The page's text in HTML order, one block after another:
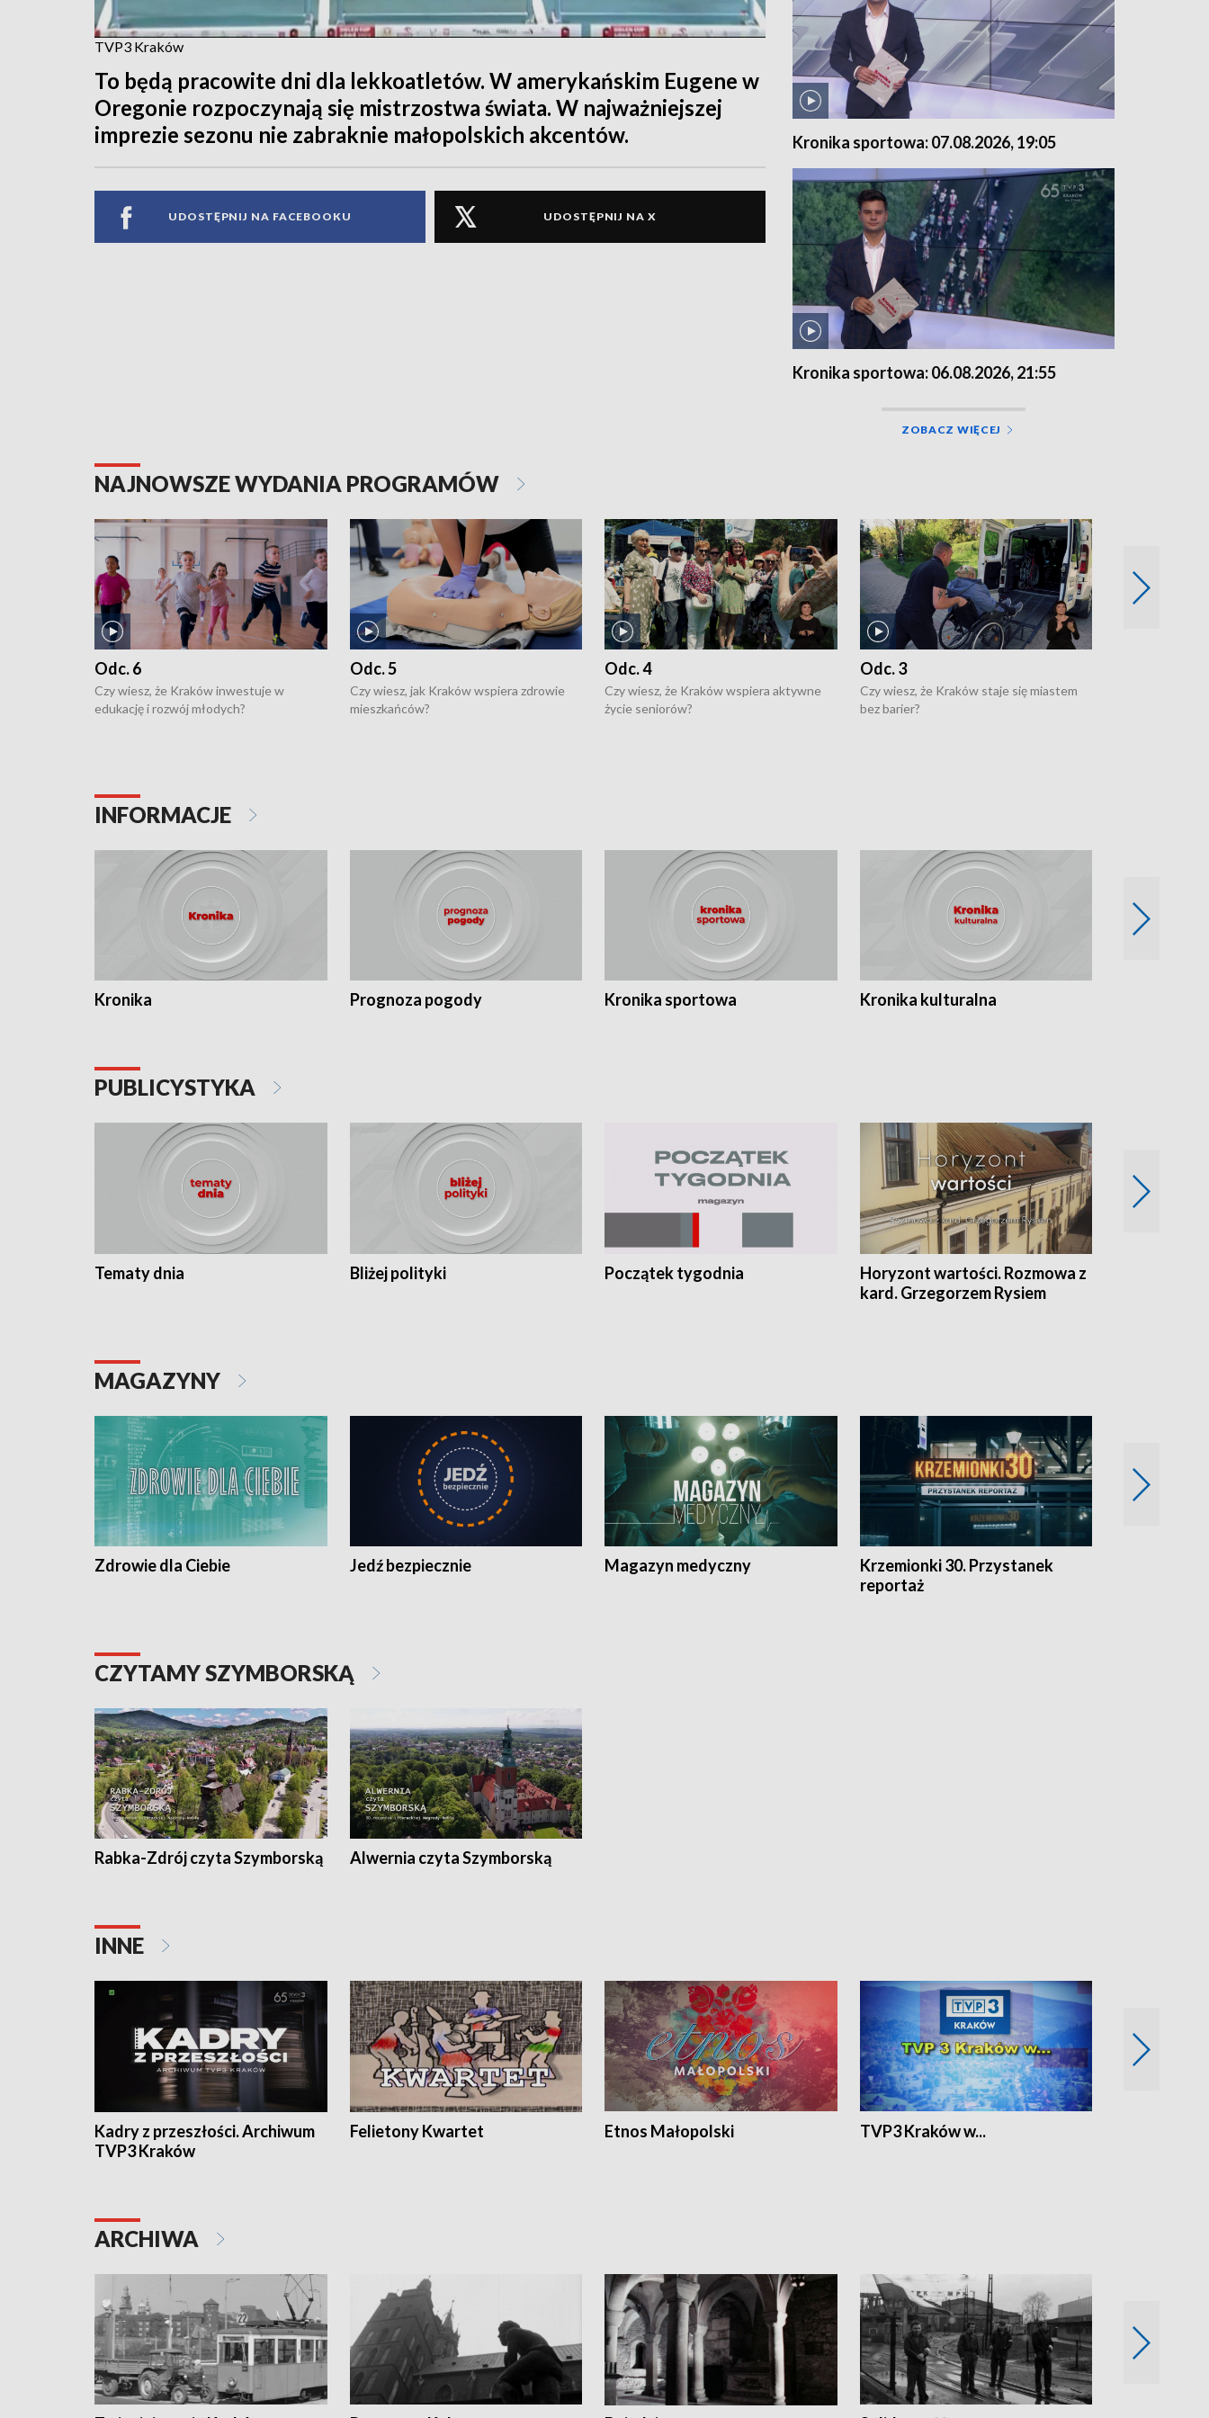
TVP3 Kraków
To będą pracowite dni dla lekkoatletów. W amerykańskim Eugene w
Oregonie rozpoczynają się mistrzostwa świata. W najważniejszej
imprezie sezonu nie zabraknie małopolskich akcentów.
UDOSTĘPNIJ NA FACEBOOKU UDOSTĘPNIJ NA X
Kronika sportowa: 07.08.2026, 19:05
Kronika sportowa: 06.08.2026, 21:55
ZOBACZ WIĘCEJ
NAJNOWSZE WYDANIA PROGRAMÓW
Odc. 6
Czy wiesz, że Kraków inwestuje w
edukację i rozwój młodych?
Odc. 5
Czy wiesz, jak Kraków wspiera zdrowie
mieszkańców?
Odc. 4
Czy wiesz, że Kraków wspiera aktywne
życie seniorów?
Odc. 3
Czy wiesz, że Kraków staje się miastem
bez barier?
INFORMACJE
Kronika Prognoza pogody Kronika sportowa Kronika kulturalna
PUBLICYSTYKA
Tematy dnia Bliżej polityki Początek tygodnia
Horyzont wartości. Rozmowa z
kard. Grzegorzem Rysiem
MAGAZYNY
Zdrowie dla Ciebie Jedź bezpiecznie Magazyn medyczny
Krzemionki 30. Przystanek
reportaż
CZYTAMY SZYMBORSKĄ
Rabka-Zdrój czyta Szymborską Alwernia czyta Szymborską
INNE
Kadry z przeszłości. Archiwum
TVP3 Kraków
Felietony Kwartet Etnos Małopolski TVP3 Kraków w...
ARCHIWA